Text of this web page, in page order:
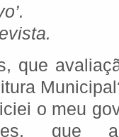
que
o meu
que